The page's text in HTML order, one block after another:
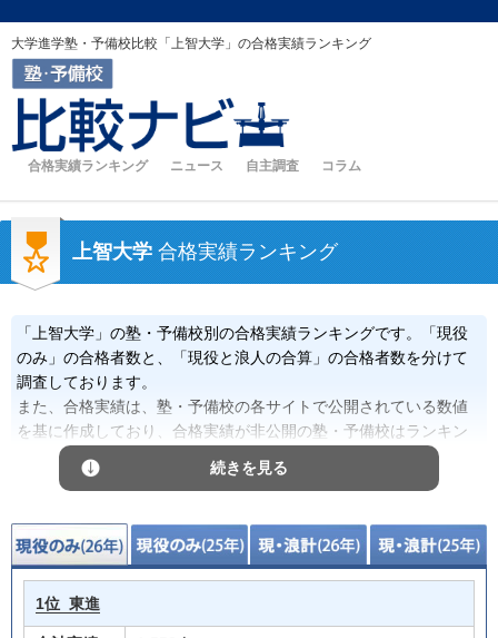
大学進学塾・予備校比較「上智大学」の合格実績ランキング
合格実績ランキング ニュース 自主調査 コラム
上智大学 合格実績ランキング
「上智大学」の塾・予備校別の合格実績ランキングです。「現役
のみ」の合格者数と、「現役と浪人の合算」の合格者数を分けて
調査しております。
また、合格実績は、塾・予備校の各サイトで公開されている数値
を基に作成しており、合格実績が非公開の塾・予備校はランキン
グに含まれません。
続きを見る
1位 東進